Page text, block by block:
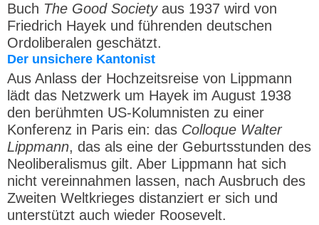
Buch The Good Societyaus 1937 wird von
Friedrich Hayek und führenden deutschen
Ordoliberalen geschätzt.
Der unsichere Kantonist
Aus Anlass der Hochzeitsreise von Lippmann
lädt das Netzwerk um Hayek im August 1938
den berühmten US-Kolumnisten zu einer
Konferenz in Paris ein: das Colloque Walter
Lippmann, das als eine der Geburtsstunden des
Neoliberalismus gilt. Aber Lippmann hat sich
nicht vereinnahmen lassen, nach Ausbruch des
Zweiten Weltkrieges distanziert er sich und
unterstützt auch wieder Roosevelt.